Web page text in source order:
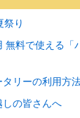
祭り
無料で使える「
リーの利用方
の皆さんへ